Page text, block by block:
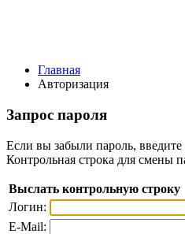
Главная
Авторизация
Запрос пароля
Если вы забыли пароль,
Контрольная строка для смены
Выслать контрольную строку
Логин:
E-Mail: